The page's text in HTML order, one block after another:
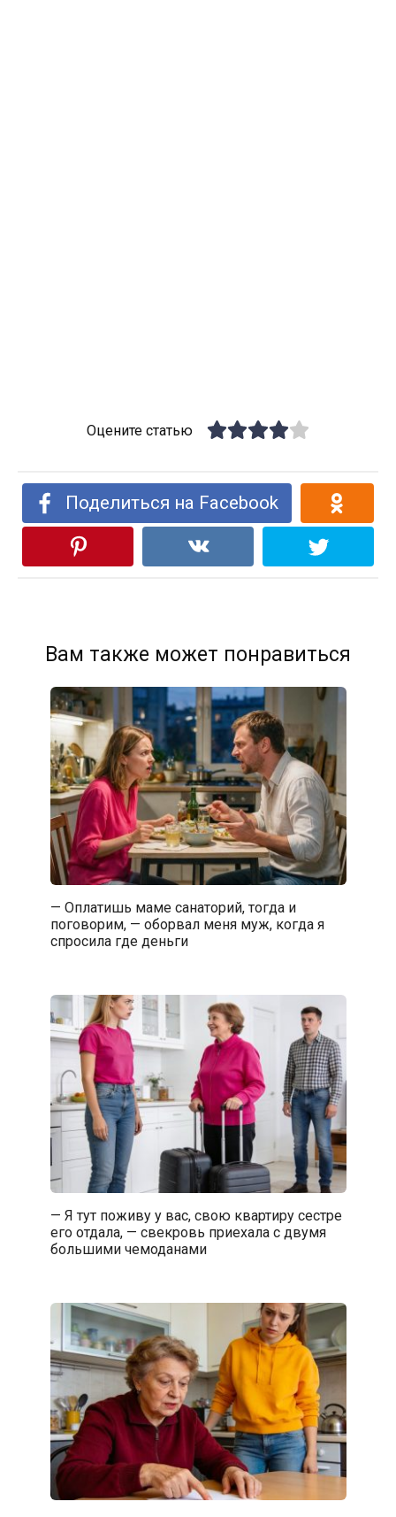
Оцените статью
Поделиться на Facebook
Вам также может понравиться
— Оплатишь маме санаторий, тогда и
поговорим, — оборвал меня муж, когда я
спросила где деньги
— Я тут поживу у вас, свою квартиру сестре
его отдала, — свекровь приехала с двумя
большими чемоданами